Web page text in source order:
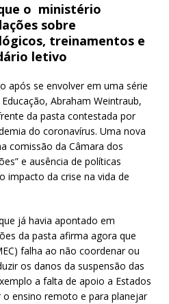
o ministério
sobre
treinamentos e
letivo
após se envolver em uma série
Abraham Weintraub,
da pasta contestada por
do coronavírus. Uma nova
comissão da Câmara dos
e ausência de políticas
impacto da crise na vida de
já havia apontado em
da pasta afirma agora que
falha ao não coordenar ou
os danos da suspensão das
a falta de apoio a Estados
ensino remoto e para planejar